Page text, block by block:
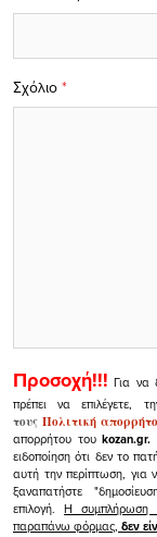
Σχόλιο *
Προσοχή!!! Για να
πρέπει να επιλέγετε,
τουςΠολιτική
απορρήτου τουkozan.gr.
ειδοποίηση ότι δεν το
αυτή την περίπτωση, για
ξαναπατήστε
επιλογή.Η συμπλήρωση
παραπάνω φόρμας, δεν